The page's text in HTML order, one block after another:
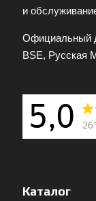
и
Официальный
BSE, Русская
Каталог